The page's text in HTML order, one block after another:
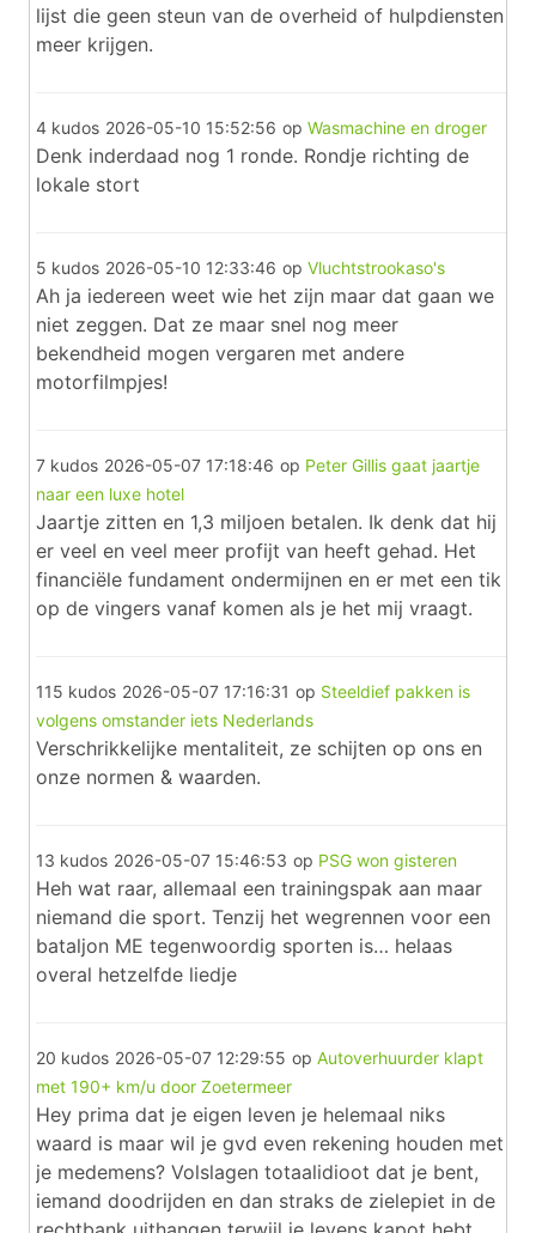
lijst die geen steun van de overheid of hulpdiensten
meer krijgen.
4 kudos 2026-05-10 15:52:56 op Wasmachine en droger
Denk inderdaad nog 1 ronde. Rondje richting de
lokale stort
5 kudos 2026-05-10 12:33:46 op Vluchtstrookaso's
Ah ja iedereen weet wie het zijn maar dat gaan we
niet zeggen. Dat ze maar snel nog meer
bekendheid mogen vergaren met andere
motorfilmpjes!
7 kudos 2026-05-07 17:18:46 op Peter Gillis gaat jaartje
naar een luxe hotel
Jaartje zitten en 1,3 miljoen betalen. Ik denk dat hij
er veel en veel meer profijt van heeft gehad. Het
financiële fundament ondermijnen en er met een tik
op de vingers vanaf komen als je het mij vraagt.
115 kudos 2026-05-07 17:16:31 op Steeldief pakken is
volgens omstander iets Nederlands
Verschrikkelijke mentaliteit, ze schijten op ons en
onze normen & waarden.
13 kudos 2026-05-07 15:46:53 op PSG won gisteren
Heh wat raar, allemaal een trainingspak aan maar
niemand die sport. Tenzij het wegrennen voor een
bataljon ME tegenwoordig sporten is… helaas
overal hetzelfde liedje
20 kudos 2026-05-07 12:29:55 op Autoverhuurder klapt
met 190+ km/u door Zoetermeer
Hey prima dat je eigen leven je helemaal niks
waard is maar wil je gvd even rekening houden met
je medemens? Volslagen totaalidioot dat je bent,
iemand doodrijden en dan straks de zielepiet in de